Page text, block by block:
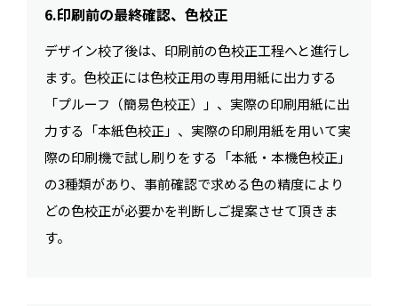
6.印刷前の最終確認、色校正
デザイン校了後は、印刷前の色校正工程へと進行し
ます。色校正には色校正用の専用用紙に出力する
「プルーフ（簡易色校正）」、実際の印刷用紙に出
力する「本紙色校正」、実際の印刷用紙を用いて実
際の印刷機で試し刷りをする「本紙・本機色校正」
の3種類があり、事前確認で求める色の精度により
どの色校正が必要かを判断しご提案させて頂きま
す。